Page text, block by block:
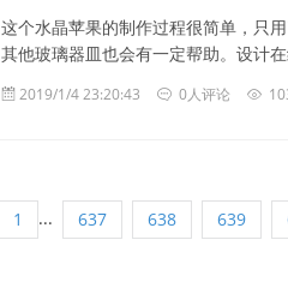
这个水晶苹果的制作过程很简单，只
其他玻璃器皿也会有一定帮助。设计
2019/1/4 23:20:43 0人评论
1 ... 637 638 639